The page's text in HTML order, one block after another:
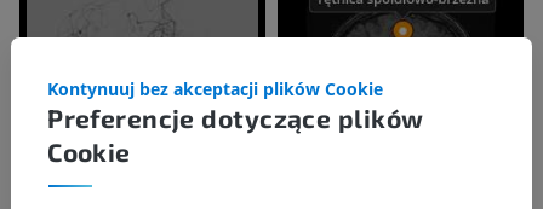
Preferencje dotyczące plików
Cookie
Kontynuuj bez akceptacji plików Cookie